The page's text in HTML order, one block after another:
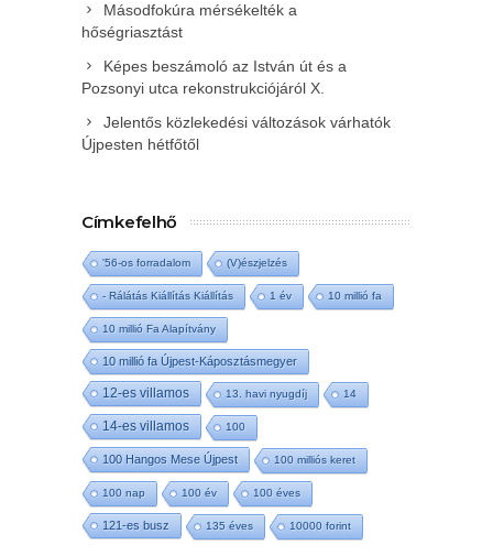
Másodfokúra mérsékelték a
hőségriasztást
Képes beszámoló az István út és a
Pozsonyi utca rekonstrukciójáról X.
Jelentős közlekedési változások várhatók
Újpesten hétfőtől
Címkefelhő
'56-os forradalom (V)észjelzés
- Rálátás Kiállítás Kiállítás 1 év 10 millió fa
10 millió Fa Alapítvány
10 millió fa Újpest-Káposztásmegyer
12-es villamos 13. havi nyugdíj 14
14-es villamos 100
100 Hangos Mese Újpest 100 milliós keret
100 nap 100 év 100 éves
121-es busz 135 éves 10000 forint